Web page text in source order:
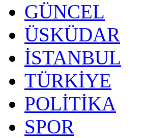
GÜNCEL
ÜSKÜDAR
İSTANBUL
TÜRKİYE
POLİTİKA
SPOR